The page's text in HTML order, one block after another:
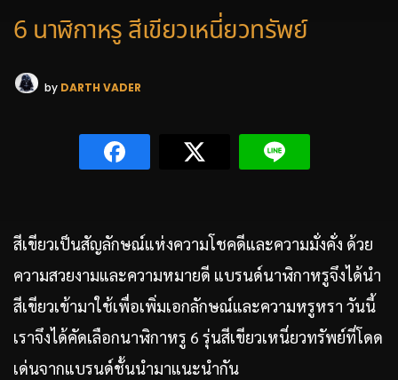
6 นาฬิกาหรู สีเขียวเหนี่ยวทรัพย์
by DARTH VADER
สีเขียวเป็นสัญลักษณ์แห่งความโชคดีและความมั่งคั่ง ด้วย
ความสวยงามและความหมายดี แบรนด์นาฬิกาหรูจึงได้นำ
สีเขียวเข้ามาใช้เพื่อเพิ่มเอกลักษณ์และความหรูหรา วันนี้
เราจึงได้คัดเลือกนาฬิกาหรู 6 รุ่นสีเขียวเหนี่ยวทรัพย์ที่โดด
เด่นจากแบรนด์ชั้นนำมาแนะนำกัน